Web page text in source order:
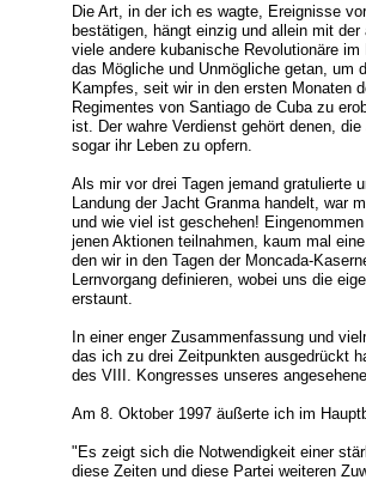
Die Art, in der ich es wagte, Ereignisse
bestätigen, hängt einzig und allein mit
viele andere kubanische Revolutionäre
das Mögliche und Unmögliche getan, um
Kampfes, seit wir in den ersten Monaten
Regimentes von Santiago de Cuba zu
ist. Der wahre Verdienst gehört denen,
sogar ihr Leben zu opfern.
Als mir vor drei Tagen jemand gratulierte
Landung der Jacht Granma handelt, war
und wie viel ist geschehen!
jenen Aktionen teilnahmen, kaum mal
den wir in den Tagen der Moncada-
Lernvorgang definieren, wobei uns die
erstaunt.
In einer enger Zusammenfassung und
das ich zu drei Zeitpunkten ausgedrückt
des VIII. Kongresses unseres
Am 8. Oktober 1997 äußerte ich im
"Es zeigt sich die Notwendigkeit einer
diese Zeiten und diese Partei weiteren